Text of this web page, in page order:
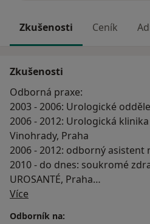
Zkušenosti Ceník
Zkušenosti
Odborná praxe:
2003 - 2006: Urologické
2006 - 2012: Urologická klinika
Vinohrady, Praha
2006 - 2012: odborný asistent
2010 - do dnes: soukromé
UROSANTÉ, Praha
Jednorázová návštěva- 2.500,-
Více
Odborník na: